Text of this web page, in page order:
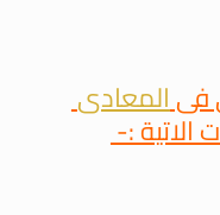
فىالمعادى
الاتية :-